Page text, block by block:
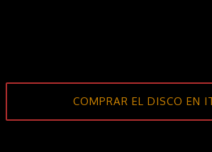
COMPRAR EL DISCO EN